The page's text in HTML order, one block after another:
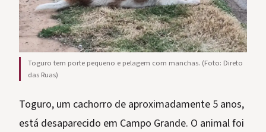
Toguro tem porte pequeno e pelagem com manchas. (Foto: Direto
das Ruas)
Toguro, um cachorro de aproximadamente 5 anos,
está desaparecido em Campo Grande. O animal foi